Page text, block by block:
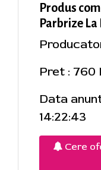
Produs
Parbrize
Pret : 760
Data
14:22:43
Cere